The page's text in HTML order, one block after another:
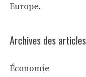
Europe.
Archives des articles
Économie